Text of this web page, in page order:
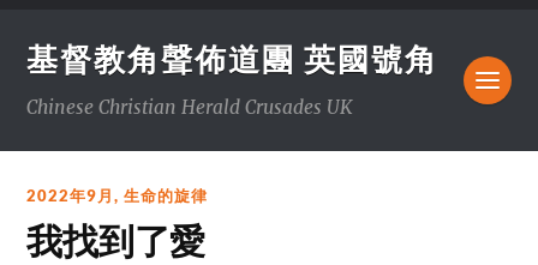
基督教角聲佈道團 英國號角
Chinese Christian Herald Crusades UK
2022年9月,生命的旋律
我找到了愛